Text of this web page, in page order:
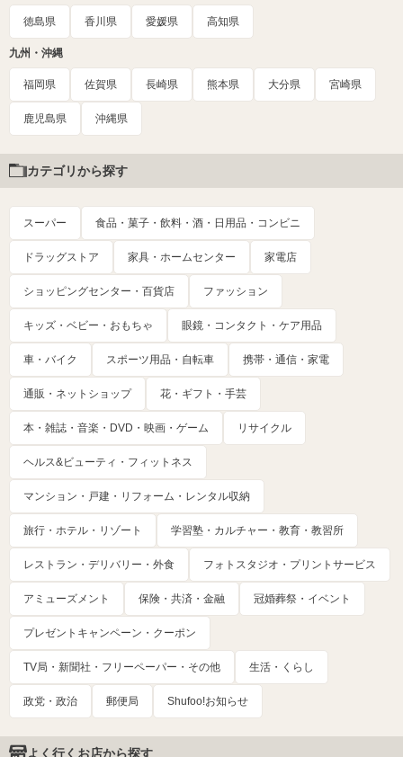
徳島県 香川県 愛媛県 高知県
九州・沖縄
福岡県 佐賀県 長崎県 熊本県 大分県 宮崎県
鹿児島県 沖縄県
カテゴリから探す
スーパー 食品・菓子・飲料・酒・日用品・コンビニ
ドラッグストア 家具・ホームセンター 家電店
ショッピングセンター・百貨店 ファッション
キッズ・ベビー・おもちゃ 眼鏡・コンタクト・ケア用品
車・バイク スポーツ用品・自転車 携帯・通信・家電
通販・ネットショップ 花・ギフト・手芸
本・雑誌・音楽・DVD・映画・ゲーム リサイクル
ヘルス&ビューティ・フィットネス
マンション・戸建・リフォーム・レンタル収納
旅行・ホテル・リゾート 学習塾・カルチャー・教育・教習所
レストラン・デリバリー・外食 フォトスタジオ・プリントサービス
アミューズメント 保険・共済・金融 冠婚葬祭・イベント
プレゼントキャンペーン・クーポン
TV局・新聞社・フリーペーパー・その他 生活・くらし
政党・政治 郵便局 Shufoo!お知らせ
よく行くお店から探す